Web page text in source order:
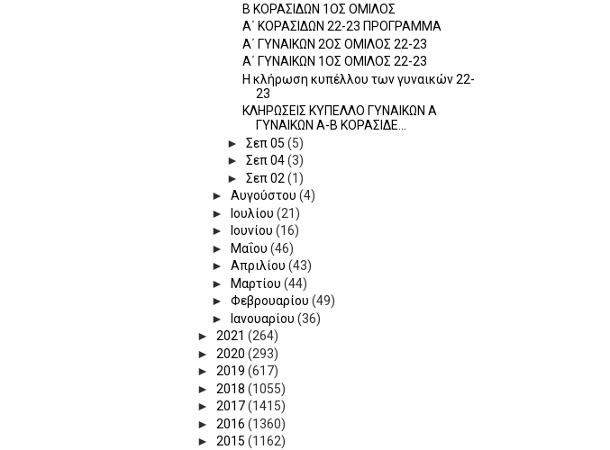
Β ΚΟΡΑΣΙΔΩΝ 1ΟΣ ΟΜΙΛΟΣ
Α΄ ΚΟΡΑΣΙΔΩΝ 22-23 ΠΡΟΓΡΑΜΜΑ
Α΄ ΓΥΝΑΙΚΩΝ 2ΟΣ ΟΜΙΛΟΣ 22-23
Α΄ ΓΥΝΑΙΚΩΝ 1ΟΣ ΟΜΙΛΟΣ 22-23
Η κλήρωση κυπέλλου των γυναικών 22-
23
ΚΛΗΡΩΣΕΙΣ ΚΥΠΕΛΛΟ ΓΥΝΑΙΚΩΝ Α
ΓΥΝΑΙΚΩΝ Α-Β ΚΟΡΑΣΙΔΕ...
►Σεπ 05(5)
►Σεπ 04(3)
►Σεπ 02(1)
►Αυγούστου(4)
►
Ιουλίου(21)
►
Ιουνίου(16)
► Μαΐου(46)
►Απριλίου(43)
► Μαρτίου(44)
►Φεβρουαρίου(49)
►
Ιανουαρίου(36)
► 2021 (264)
► 2020 (293)
► 2019 (617)
► 2018 (1055)
► 2017(1415)
► 2016 (1360)
► 2015 (1162)